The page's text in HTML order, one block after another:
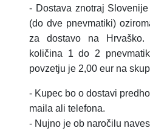
- Dostava znotraj
(do dve pnevmatiki)
za dostavo na Hrvaško.
količina 1 do 2
povzetju je 2,00 eur na
- Kupec bo o dostavi
maila ali telefona.
- Nujno je ob naročilu